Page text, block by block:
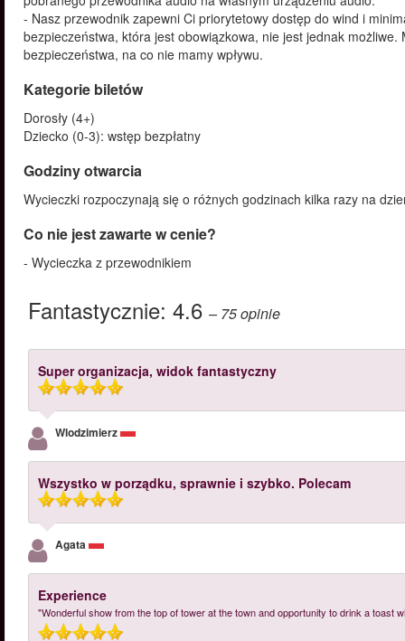
- Nasz przewodnik zapewni Ci priorytetowy dostęp do wind i
bezpieczeństwa, która jest obowiązkowa, nie jest jednak
bezpieczeństwa, na co nie mamy wpływu.
Kategorie biletów
Dorosły (4+)
Dziecko (0-3): wstęp bezpłatny
Godziny otwarcia
Wycieczki rozpoczynają się o różnych godzinach kilka razy na
Co nie jest zawarte w cenie?
- Wycieczka z przewodnikiem
Fantastycznie: 4.6 – 75opinie
Super organizacja, widok fantastyczny
Wlodzimierz
Wszystko w porządku, sprawnie i szybko. Polecam
Agata
Experience
"Wonderful show from the top of tower at the town and opportunity to drink a toast